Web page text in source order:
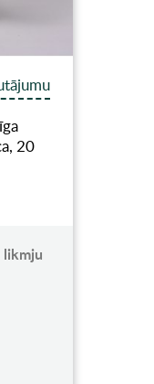
20
likmju